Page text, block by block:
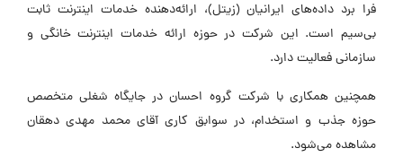
فرا برد داده‌های ایرانیان (زیتل)، ارائه‌دهنده خدمات اینترنت ثابت
بی‌سیم است. این شرکت در حوزه ارائه خدمات اینترنت خانگی و
سازمانی فعالیت دارد.
همچنین همکاری با شرکت گروه احسان در جایگاه شغلی متخصص
حوزه جذب و استخدام، در سوابق کاری آقای محمد مهدی دهقان
مشاهده می‌شود.